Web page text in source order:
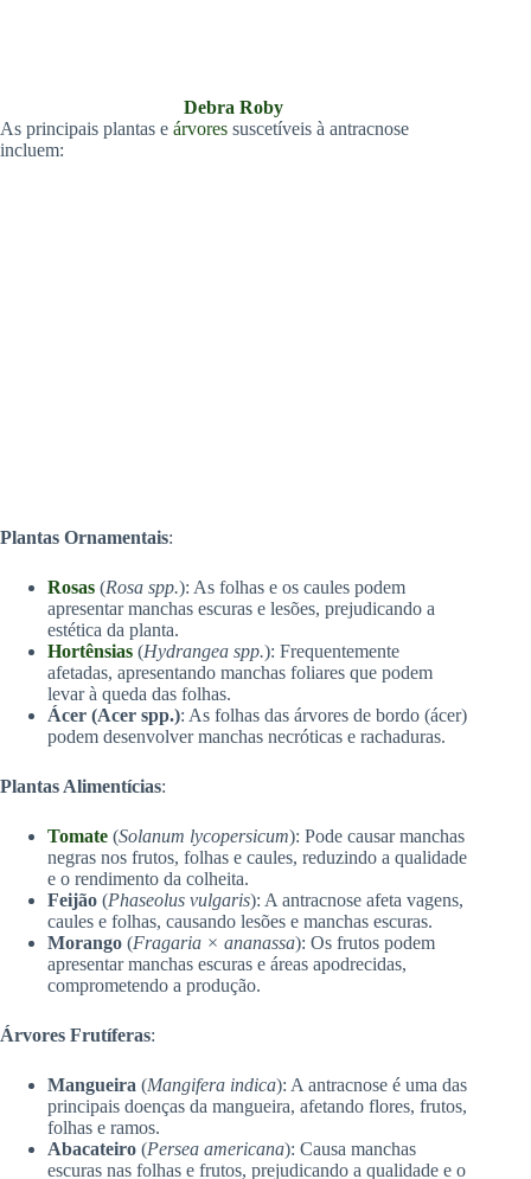
Debra Roby
As principais plantas e árvores suscetíveis à antracnose
incluem:
Plantas Ornamentais:
Rosas (Rosa spp.): As folhas e os caules podem
apresentar manchas escuras e lesões, prejudicando a
estética da planta.
Hortênsias (Hydrangea spp.): Frequentemente
afetadas, apresentando manchas foliares que podem
levar à queda das folhas.
Ácer (Acer spp.): As folhas das árvores de bordo (ácer)
podem desenvolver manchas necróticas e rachaduras.
Plantas Alimentícias:
Tomate (Solanum lycopersicum): Pode causar manchas
negras nos frutos, folhas e caules, reduzindo a qualidade
e o rendimento da colheita.
Feijão (Phaseolus vulgaris): A antracnose afeta vagens,
caules e folhas, causando lesões e manchas escuras.
Morango (Fragaria × ananassa): Os frutos podem
apresentar manchas escuras e áreas apodrecidas,
comprometendo a produção.
Árvores Frutíferas:
Mangueira (Mangifera indica): A antracnose é uma das
principais doenças da mangueira, afetando flores, frutos,
folhas e ramos.
Abacateiro (Persea americana): Causa manchas
escuras nas folhas e frutos, prejudicando a qualidade e o